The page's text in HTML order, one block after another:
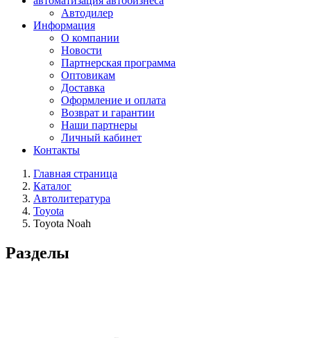
Автодилер
Информация
О компании
Новости
Партнерская программа
Оптовикам
Доставка
Оформление и оплата
Возврат и гарантии
Наши партнеры
Личный кабинет
Контакты
Главная страница
Каталог
Автолитература
Toyota
Toyota Noah
Разделы